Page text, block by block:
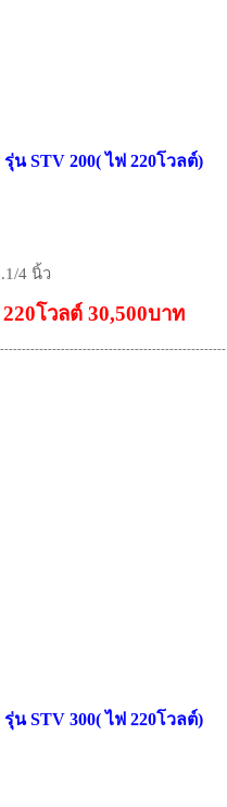
น STV 200( ไฟ 220โวลต์)
4 นิ้ว
โวลต์ 30,500บาท
น STV 300( ไฟ 220โวลต์)